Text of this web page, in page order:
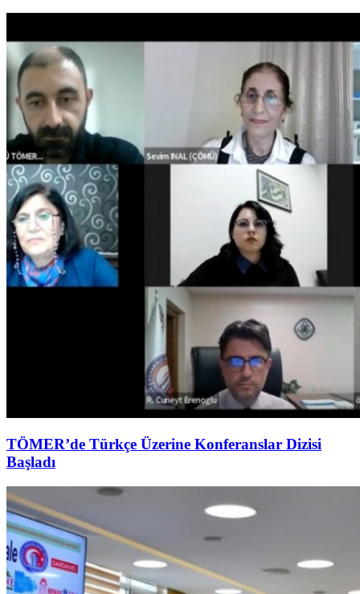
TÖMER’de Türkçe Üzerine Konferanslar Dizisi
Başladı